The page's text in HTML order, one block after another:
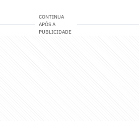
CONTINUA
APÓS A
PUBLICIDADE